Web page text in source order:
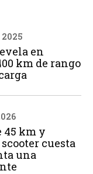
2025
en
km de rango
45 km y
cuesta
una